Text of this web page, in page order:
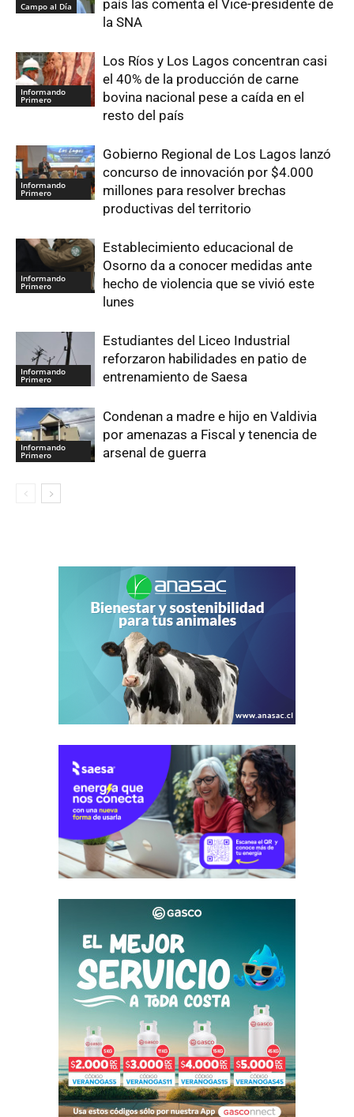
Campo al Día
país las comenta el Vice-presidente de
la SNA
Informando
Primero
Los Ríos y Los Lagos concentran casi
el 40% de la producción de carne
bovina nacional pese a caída en el
resto del país
Informando
Primero
Gobierno Regional de Los Lagos lanzó
concurso de innovación por $4.000
millones para resolver brechas
productivas del territorio
Informando
Primero
Establecimiento educacional de
Osorno da a conocer medidas ante
hecho de violencia que se vivió este
lunes
Informando
Primero
Estudiantes del Liceo Industrial
reforzaron habilidades en patio de
entrenamiento de Saesa
Informando
Primero
Condenan a madre e hijo en Valdivia
por amenazas a Fiscal y tenencia de
arsenal de guerra